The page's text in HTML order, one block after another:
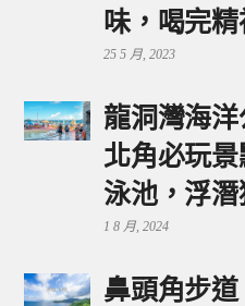
味，喝完精
25 5 月, 2023
龍洞灣海
北角必玩
泳池，浮
1 8 月, 2024
鼻頭角步